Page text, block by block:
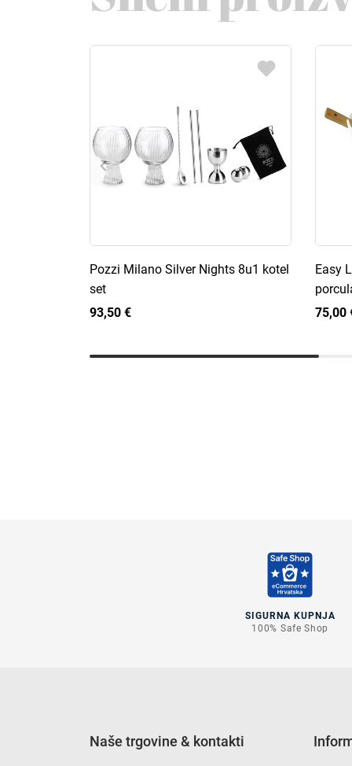
Pozzi Milano Silver Nights 8u1 kotel
set
93,50 €
Easy
75,00
SIGURNA KUPNJA
100% Safe Shop
Naše trgovine & kontakti